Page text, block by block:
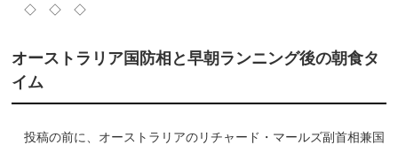
◇ ◇ ◇
オーストラリア国防相と早朝ランニング後の朝食タ
イム
投稿の前に、オーストラリアのリチャード・マールズ副首相兼国